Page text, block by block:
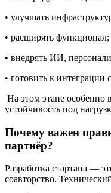
Шаг 5.
Если продукт находит
• улучшать
• расширять функционал;
• внедрять ИИ,
На этом этапе особенно
устойчивость под
Почему важен
партнёр?